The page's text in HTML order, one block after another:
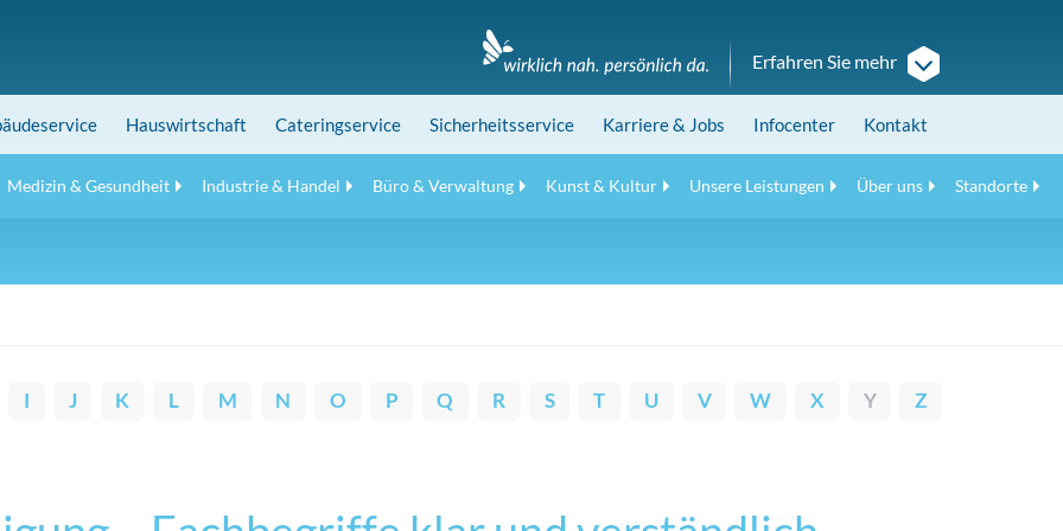
Erfahren Sie mehr
Medizin & Gesundheit Industrie & Handel Büro & Verwaltung Kunst & Kultur Unsere Leistungen Über uns Standorte
Hauswirtschaft Cateringservice Sicherheitsservice Karriere& Jobs Infocenter Kontakt
I J K L M N O P Q R S T U V W X Y Z